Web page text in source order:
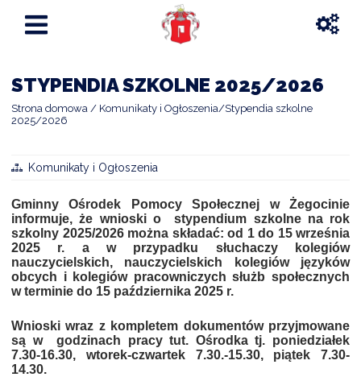
STYPENDIA SZKOLNE 2025/2026
Strona domowa Komunikaty i Ogłoszenia
Stypendia szkolne
2025/2026
Komunikaty i Ogłoszenia
Gminny Ośrodek Pomocy Społecznej w Żegocinie
informuje, że wnioski o stypendium szkolne na rok
szkolny 2025/2026 można składać: od 1 do 15 września
2025 r. a w przypadku słuchaczy kolegiów
nauczycielskich, nauczycielskich kolegiów języków
obcych i kolegiów pracowniczych służb społecznych
w terminie do 15 października 2025 r.
Wnioski wraz z kompletem dokumentów przyjmowane
są w godzinach pracy tut. Ośrodka tj. poniedziałek
7.30-16.30, wtorek-czwartek 7.30.-15.30, piątek 7.30-
14.30.